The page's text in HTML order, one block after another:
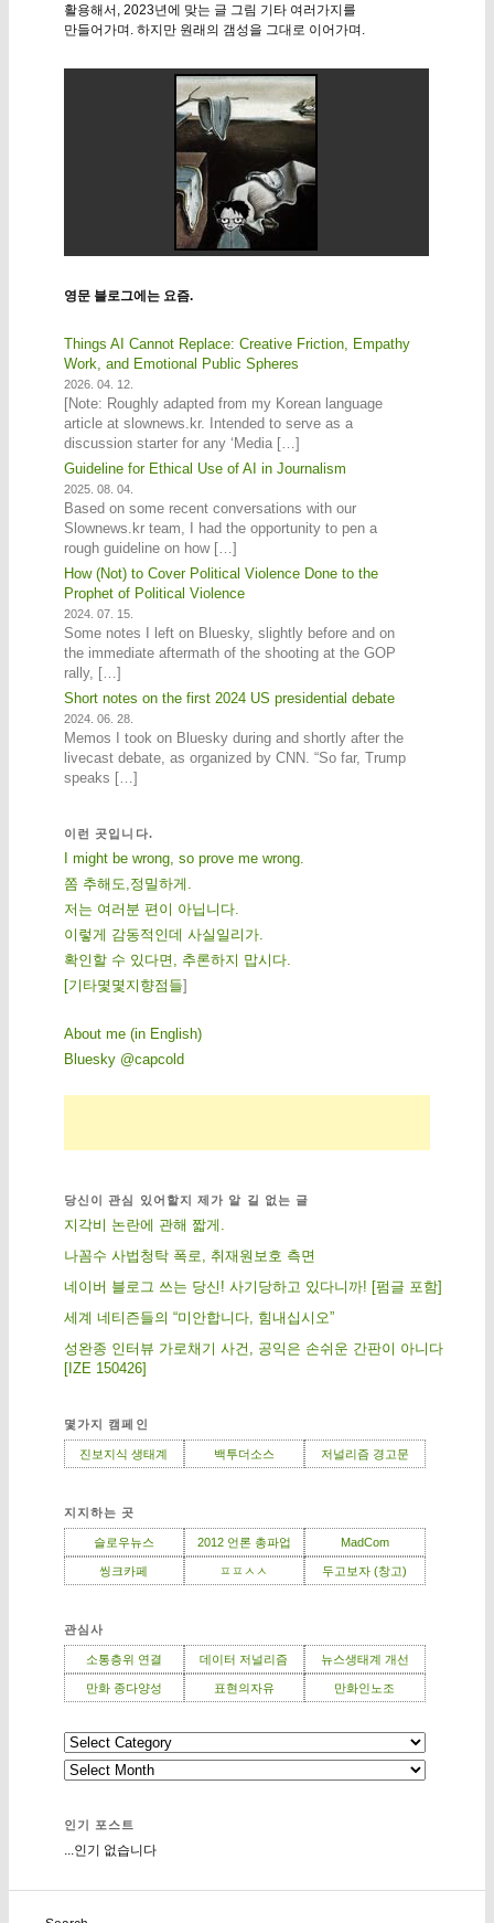
활용해서, 2023년에 맞는 글 그림 기타 여러가지를
만들어가며. 하지만 원래의 갬성을 그대로 이어가며.
영문 블로그에는 요즘.
Things AI Cannot Replace: Creative Friction, Empathy
Work, and Emotional Public Spheres
2026. 04. 12.
[Note: Roughly adapted from my Korean language
article at slownews.kr. Intended to serve as a
discussion starter for any ‘Media […]
Guideline for Ethical Use of AI in Journalism
2025. 08. 04.
Based on some recent conversations with our
Slownews.kr team, I had the opportunity to pen a
rough guideline on how […]
How (Not) to Cover Political Violence Done to the
Prophet of Political Violence
2024. 07. 15.
Some notes I left on Bluesky, slightly before and on
the immediate aftermath of the shooting at the GOP
rally, […]
Short notes on the first 2024 US presidential debate
2024. 06. 28.
Memos I took on Bluesky during and shortly after the
livecast debate, as organized by CNN. “So far, Trump
speaks […]
이런 곳입니다.
I might be wrong, so prove me wrong.
쫌 추해도,정밀하게.
저는 여러분 편이 아닙니다.
이렇게 감동적인데 사실일리가.
확인할 수 있다면, 추론하지 맙시다.
[기 타몇 몇 지 향점 들]
About me (in English)
Bluesky @capcold
당신이 관심 있어할지 제가 알 길 없는 글
지각비 논란에 관해 짧게.
나꼼수 사법청탁 폭로, 취재원보호 측면
네이버 블로그 쓰는 당신! 사기당하고 있다니까! [펌글 포함]
세계 네티즌들의 “미안합니다, 힘내십시오”
성완종 인터뷰 가로채기 사건, 공익은 손쉬운 간판이 아니다
[IZE 150426]
몇가지 캠페인
진보지식 생태계 백투더소스 저널리즘 경고문
지지하는 곳
슬로우뉴스 2012 언론 총파업 MadCom
씽크카페 ㅍㅍㅅㅅ 두고보자 (창고)
관심사
소통층위 연결 데이터 저널리즘 뉴스생태계 개선
만화 종다양성 표현의자유 만화인노조
인기 포스트
...인기 없습니다